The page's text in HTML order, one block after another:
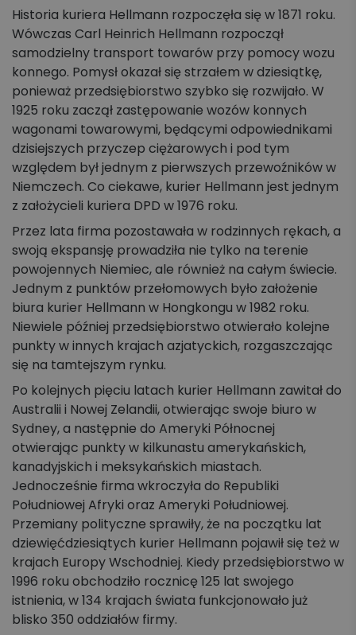
Historia kuriera Hellmann rozpoczęła się w 1871 roku.
Wówczas Carl Heinrich Hellmann rozpoczął
samodzielny transport towarów przy pomocy wozu
konnego. Pomysł okazał się strzałem w dziesiątkę,
ponieważ przedsiębiorstwo szybko się rozwijało. W
1925 roku zaczął zastępowanie wozów konnych
wagonami towarowymi, będącymi odpowiednikami
dzisiejszych przyczep ciężarowych i pod tym
względem był jednym z pierwszych przewoźników w
Niemczech. Co ciekawe, kurier Hellmann jest jednym
z założycieli kuriera DPD w 1976 roku.
Przez lata firma pozostawała w rodzinnych rękach, a
swoją ekspansję prowadziła nie tylko na terenie
powojennych Niemiec, ale również na całym świecie.
Jednym z punktów przełomowych było założenie
biura kurier Hellmann w Hongkongu w 1982 roku.
Niewiele później przedsiębiorstwo otwierało kolejne
punkty w innych krajach azjatyckich, rozgaszczając
się na tamtejszym rynku.
Po kolejnych pięciu latach kurier Hellmann zawitał do
Australii i Nowej Zelandii, otwierając swoje biuro w
Sydney, a następnie do Ameryki Północnej
otwierając punkty w kilkunastu amerykańskich,
kanadyjskich i meksykańskich miastach.
Jednocześnie firma wkroczyła do Republiki
Południowej Afryki oraz Ameryki Południowej.
Przemiany polityczne sprawiły, że na początku lat
dziewięćdziesiątych kurier Hellmann pojawił się też w
krajach Europy Wschodniej. Kiedy przedsiębiorstwo w
1996 roku obchodziło rocznicę 125 lat swojego
istnienia, w 134 krajach świata funkcjonowało już
blisko 350 oddziałów firmy.